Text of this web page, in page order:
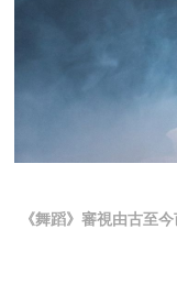
《舞蹈》審視由古至